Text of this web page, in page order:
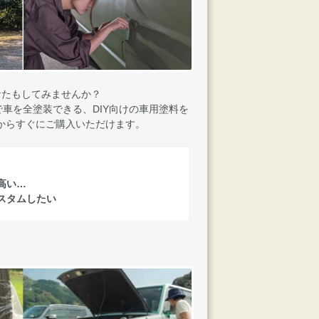
もしてみませんか？
を全塗装できる、DIY向けの車用塗料を
すぐにご購入いただけます。
い…
タムしたい